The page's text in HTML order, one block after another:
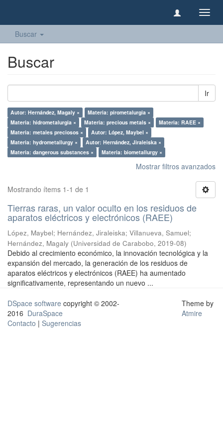
Buscar
Buscar
Ir
Autor: Hernández, Magaly ×
Materia: pirometalurgia ×
Materia: hidrometalurgia ×
Materia: precious metals ×
Materia: RAEE ×
Materia: metales preciosos ×
Autor: López, Maybel ×
Materia: hydrometallurgy ×
Autor: Hernández, Jiraleiska ×
Materia: dangerous substances ×
Materia: biometallurgy ×
Mostrar filtros avanzados
Mostrando ítems 1-1 de 1
Tierras raras, un valor oculto en los residuos de
aparatos eléctricos y electrónicos (RAEE)
López, Maybel; Hernández, Jiraleiska; Villanueva, Samuel;
Hernández, Magaly (Universidad de Carabobo, 2019-08)
Debido al crecimiento económico, la innovación tecnológica y la
expansión del mercado, la generación de los residuos de
aparatos eléctricos y electrónicos (RAEE) ha aumentado
significativamente, representando un nuevo ...
DSpace software copyright © 2002-
2016 DuraSpace
Contacto | Sugerencias
Theme by
Atmire